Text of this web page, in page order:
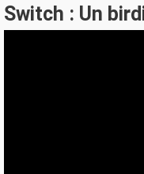
Switch : Un